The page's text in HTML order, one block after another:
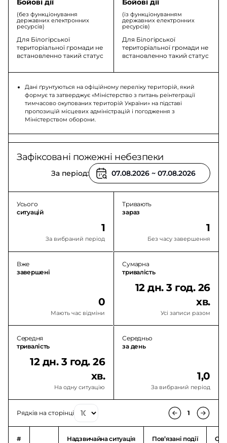
Бойові дії
(без функціонування
державних електронних
ресурсів)
Для Білогірської
територіальної громади не
встановленно такий статус
Бойові дії
(із функціонуванням
державних електронних
ресурсів)
Для Білогірської
територіальної громади не
встановленно такий статус
Дані ґрунтуються на офіційному переліку територій, який
формує та затверджує «Міністерство з питань реінтеграції
тимчасово окупованих територій України» на підставі
пропозицій місцевих адміністрацій і погодження з
Міністерством оборони.
Зафіксовані пожежні небезпеки
За період:
Усього
ситуацій
1
За вибраний період
Тривають
зараз
1
Без часу завершення
Вже
завершені
0
Мають час відміни
Сумарна
тривалість
12 дн. 3 год. 26
хв.
Усі записи разом
Середня
тривалість
12 дн. 3 год. 26
хв.
На одну ситуацію
Середньо
за день
1,0
За вибраний період
Рядків на сторінці 1
# Надзвичайна ситуація Повʼязані події